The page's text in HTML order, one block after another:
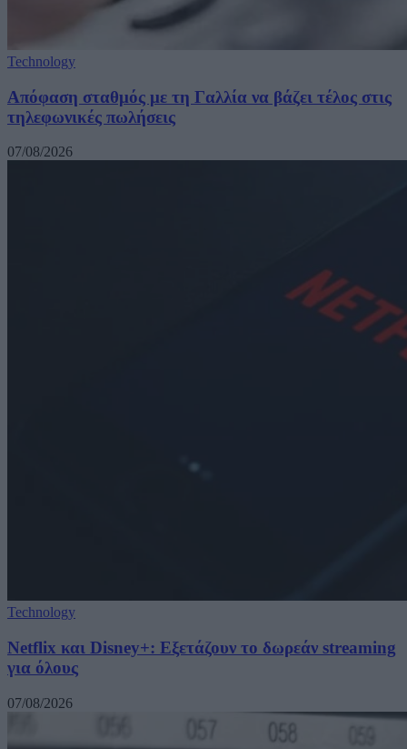
Technology
Απόφαση σταθμός με τη Γαλλία να βάζει τέλος στις
τηλεφωνικές πωλήσεις
07/08/2026
Technology
Netflix και Disney+: Εξετάζουν το δωρεάν streaming
για όλους
07/08/2026